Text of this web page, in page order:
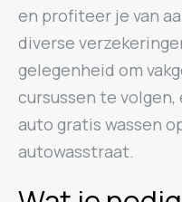
en profiteer je van
diverse
gelegenheid om
cursussen te volgen,
auto gratis wassen
autowasstraat.